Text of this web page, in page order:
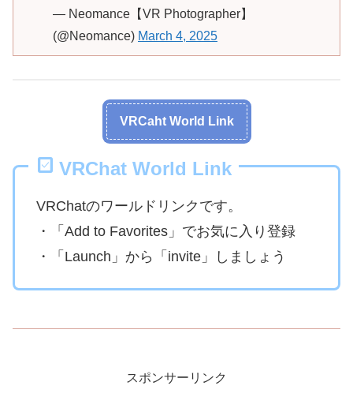
— Neomance【VR Photographer】
(@Neomance) March 4, 2025
VRCaht World Link
VRChat World Link
VRChatのワールドリンクです。
・「Add to Favorites」でお気に入り登録
・「Launch」から「invite」しましょう
スポンサーリンク